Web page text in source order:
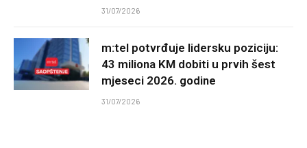
31/07/2026
m:tel potvrđuje lidersku poziciju:
43 miliona KM dobiti u prvih šest
mjeseci 2026. godine
31/07/2026